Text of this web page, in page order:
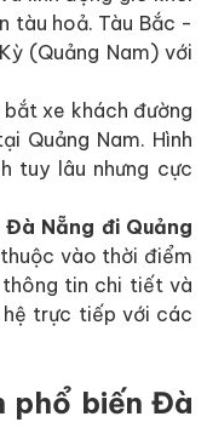
tàu hoả. Tàu Bắc -
(Quảng Nam) với
xe khách đường
Quảng Nam. Hình
tuy lâu nhưng cực
Đà Nẵng đi Quảng
vào thời điểm
tin chi tiết và
trực tiếp với các
phổ biến Đà